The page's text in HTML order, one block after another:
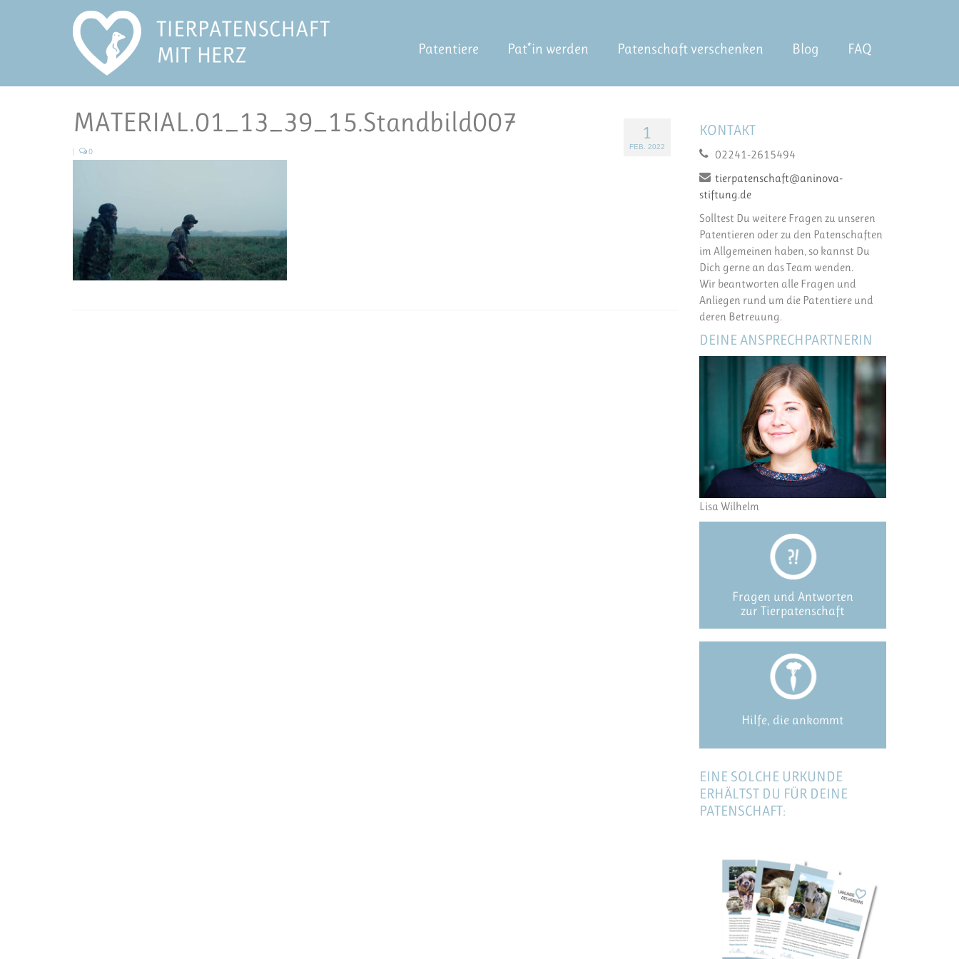
Patentiere Pat*in werden Patenschaft verschenken Blog FAQ
1
FEB. 2022
MATERIAL.01_13_39_15.Standbild007
0
KONTAKT
02241-2615494
tierpatenschaft@aninova-
stiftung.de
Solltest Du weitere Fragen zu unseren
Patentieren oder zu den Patenschaften
im Allgemeinen haben, so kannst Du
Dich gerne an das Team wenden.
Wir beantworten alle Fragen und
Anliegen rund um die Patentiere und
deren Betreuung.
DEINE ANSPRECHPARTNERIN
Lisa Wilhelm
Fragen und Antworten
zur Tierpatenschaft
Hilfe, die ankommt
EINE SOLCHE URKUNDE
ERHÄLTST DU FÜR DEINE
PATENSCHAFT: